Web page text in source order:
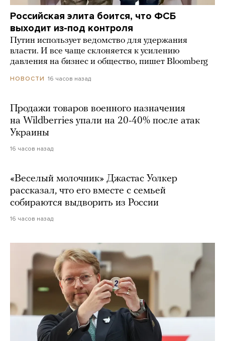
Российская элита боится, что ФСБ
выходит из-под контроля
Путин использует ведомство для удержания
власти. И все чаще склоняется к усилению
давления на бизнес и общество, пишет Bloomberg
НОВОСТИ 16 часов назад
Продажи товаров военного назначения
на Wildberries упали на 20-40% после атак
Украины
16 часов назад
«Веселый молочник» Джастас Уолкер
рассказал, что его вместе с семьей
собираются выдворить из России
16 часов назад